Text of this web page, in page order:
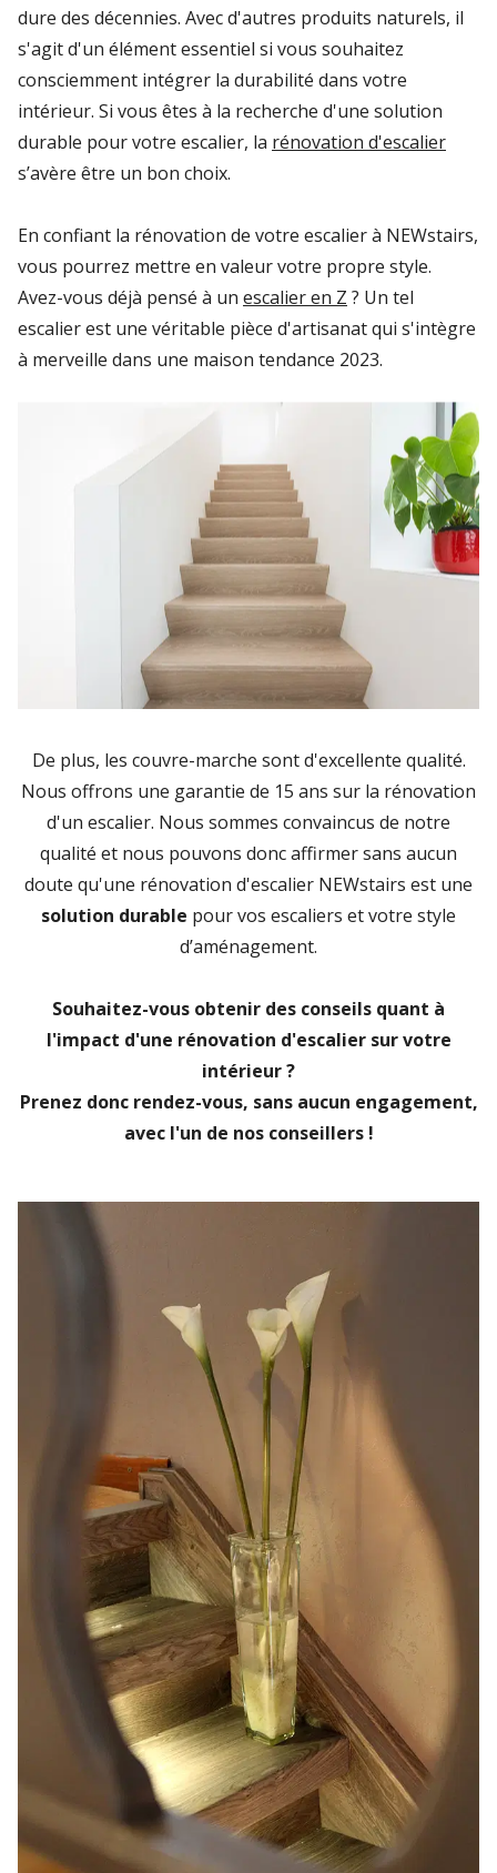
dure des décennies. Avec d'autres produits naturels, il
s'agit d'un élément essentiel si vous souhaitez
consciemment intégrer la durabilité dans votre
intérieur. Si vous êtes à la recherche d'une solution
durable pour votre escalier, la rénovation d'escalier
s’avère être un bon choix.
En confiant la rénovation de votre escalier à NEWstairs,
vous pourrez mettre en valeur votre propre style.
Avez-vous déjà pensé à un escalier en Z ? Un tel
escalier est une véritable pièce d'artisanat qui s'intègre
à merveille dans une maison tendance 2023.
De plus, les couvre-marche sont d'excellente qualité.
Nous offrons une garantie de 15 ans sur la rénovation
d'un escalier. Nous sommes convaincus de notre
qualité et nous pouvons donc affirmer sans aucun
doute qu'une rénovation d'escalier NEWstairs est une
solution durable pour vos escaliers et votre style
d’aménagement.
Souhaitez-vous obtenir des conseils quant à
l'impact d'une rénovation d'escalier sur votre
intérieur ?
Prenez donc rendez-vous, sans aucun engagement,
avec l'un de nos conseillers !